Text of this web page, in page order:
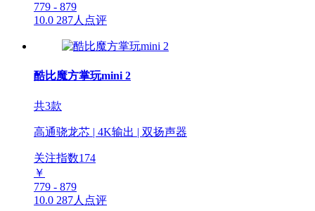
779 - 879
10.0 287人点评
酷比魔方掌玩mini 2
共3款
高通骁龙芯 | 4K输出 | 双扬声器
关注指数174
￥
779 - 879
10.0 287人点评